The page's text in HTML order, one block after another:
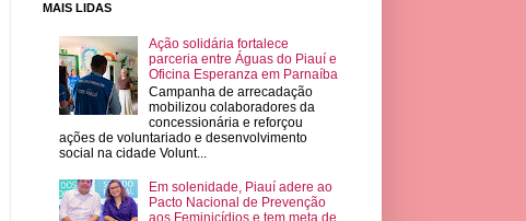
MAIS LIDAS
Ação solidária fortalece
parceria entre Águas do Piauí e
Oficina Esperanza em Parnaíba
Campanha de arrecadação
mobilizou colaboradores da
concessionária e reforçou
ações de voluntariado e desenvolvimento
social na cidade Volunt...
Em solenidade, Piauí adere ao
Pacto Nacional de Prevenção
aos Feminicídios e tem meta de